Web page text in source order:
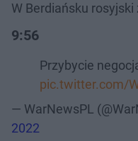
W Berdiańsku rosyjski
9:56
Przybycie
pic.twitter.com/
— WarNewsPL
2022